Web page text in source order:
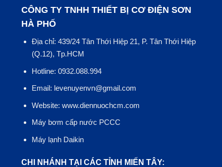
CÔNG TY TNHH THIẾT BỊ CƠ ĐIỆN SƠN
HÀ PHỐ
Địa chỉ: 439/24 Tân Thới Hiệp 21, P. Tân Thới Hiệp
(Q.12), Tp.HCM
Hotline: 0932.088.994
Email: levenuyenvn@gmail.com
Website: www.diennuochcm.com
Máy bơm cấp nước PCCC
Máy lạnh Daikin
CHI NHÁNH TẠI CÁC TỈNH MIẾN TÂY: